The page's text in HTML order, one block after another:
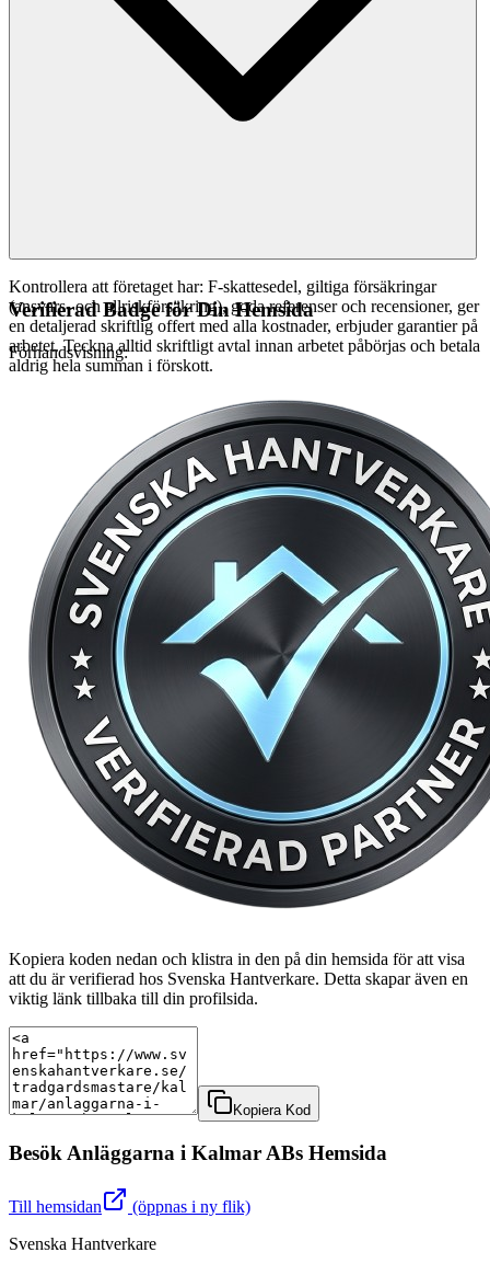
Kontrollera att företaget har: F-skattesedel, giltiga försäkringar
(ansvars- och allriskförsäkring), goda referenser och recensioner, ger
en detaljerad skriftlig offert med alla kostnader, erbjuder garantier på
arbetet. Teckna alltid skriftligt avtal innan arbetet påbörjas och betala
aldrig hela summan i förskott.
Verifierad Badge för Din Hemsida
Förhandsvisning:
Kopiera koden nedan och klistra in den på din hemsida för att visa
att du är verifierad hos Svenska Hantverkare. Detta skapar även en
viktig länk tillbaka till din profilsida.
Kopiera Kod
BesökAnläggarna i Kalmar ABs Hemsida
Till hemsidan
(öppnas i ny flik)
Svenska Hantverkare